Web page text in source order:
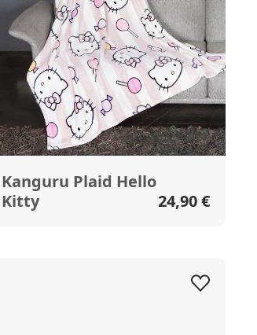
Kanguru Plaid Hello
Kitty
24,90 €